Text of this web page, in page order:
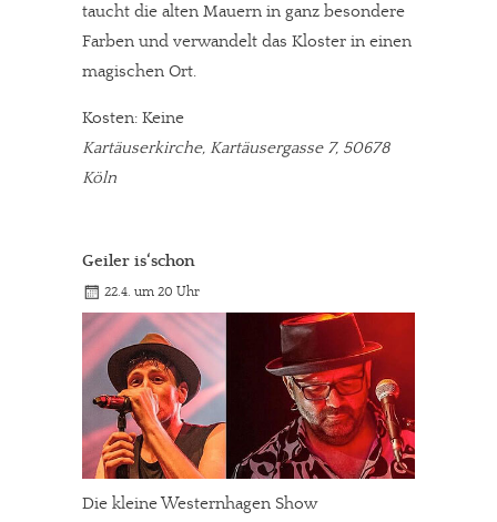
taucht die alten Mauern in ganz besondere
Farben und verwandelt das Kloster in einen
magischen Ort.
Kosten: Keine
Kartäuserkirche, Kartäusergasse 7, 50678
Köln
Geiler is‘schon
22.4. um 20 Uhr
Die kleine Westernhagen Show